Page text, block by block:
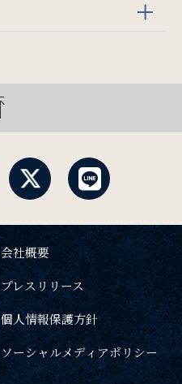
会社概要
プレスリリース
個人情報保護方針
ソーシャルメディアポリシー